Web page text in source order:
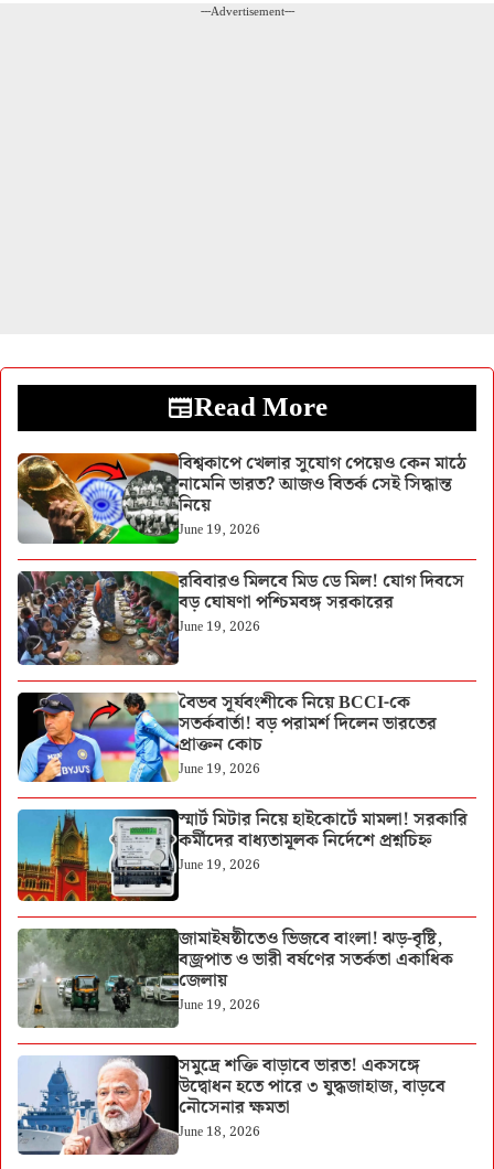
---Advertisement---
Read More
বিশ্বকাপে খেলার সুযোগ পেয়েও কেন মাঠে
নামেনি ভারত? আজও বিতর্ক সেই সিদ্ধান্ত
নিয়ে
June 19, 2026
রবিবারও মিলবে মিড ডে মিল! যোগ দিবসে
বড় ঘোষণা পশ্চিমবঙ্গ সরকারের
June 19, 2026
বৈভব সূর্যবংশীকে নিয়ে BCCI-কে
সতর্কবার্তা! বড় পরামর্শ দিলেন ভারতের
প্রাক্তন কোচ
June 19, 2026
স্মার্ট মিটার নিয়ে হাইকোর্টে মামলা! সরকারি
কর্মীদের বাধ্যতামূলক নির্দেশে প্রশ্নচিহ্ন
June 19, 2026
জামাইষষ্ঠীতেও ভিজবে বাংলা! ঝড়-বৃষ্টি,
বজ্রপাত ও ভারী বর্ষণের সতর্কতা একাধিক
জেলায়
June 19, 2026
সমুদ্রে শক্তি বাড়াবে ভারত! একসঙ্গে
উদ্বোধন হতে পারে ৩ যুদ্ধজাহাজ, বাড়বে
নৌসেনার ক্ষমতা
June 18, 2026